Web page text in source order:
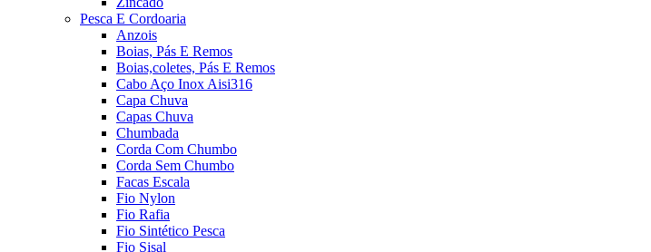
Pesca E Cordoaria
Anzois
Boias, Pás E Remos
Boias,coletes, Pás E Remos
Cabo Aço Inox Aisi316
Capa Chuva
Capas Chuva
Chumbada
Corda Com Chumbo
Corda Sem Chumbo
Facas Escala
Fio Nylon
Fio Rafia
Fio Sintético Pesca
Fio Sisal